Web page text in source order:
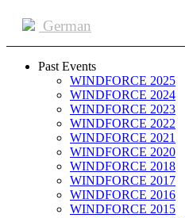
German
Past Events
WINDFORCE 2025
WINDFORCE 2024
WINDFORCE 2023
WINDFORCE 2022
WINDFORCE 2021
WINDFORCE 2020
WINDFORCE 2018
WINDFORCE 2017
WINDFORCE 2016
WINDFORCE 2015